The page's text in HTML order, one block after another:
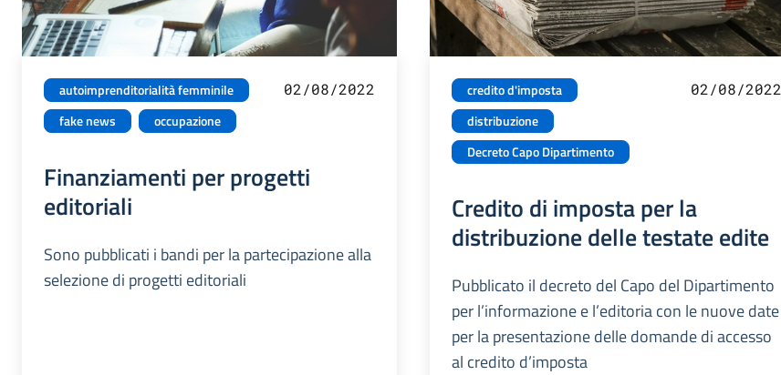
autoimprenditorialità femminile
fake news
occupazione
02/08/2022
Finanziamenti per progetti
editoriali
Sono pubblicati i bandi per la partecipazione alla
selezione di progetti editoriali
credito d'imposta
distribuzione
Decreto Capo Dipartimento
02/08/2022
Credito di imposta per la
distribuzione delle testate edite
Pubblicato il decreto del Capo del Dipartimento
per l’informazione e l’editoria con le nuove date
per la presentazione delle domande di accesso
al credito d’imposta